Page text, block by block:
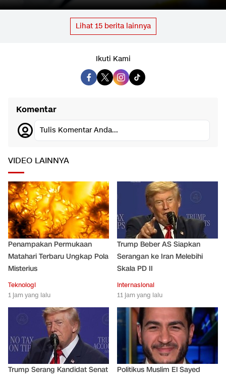
Lihat 15berita lainnya
Ikuti Kami
Komentar
Tulis Komentar Anda...
VIDEO LAINNYA
Penampakan Permukaan
Matahari Terbaru Ungkap Pola
Misterius
Teknologi
1 jam yang lalu
Trump Beber AS Siapkan
Serangan ke Iran Melebihi
Skala PD II
Internasional
11 jam yang lalu
Trump Serang Kandidat Senat
Politikus Muslim El Sayed